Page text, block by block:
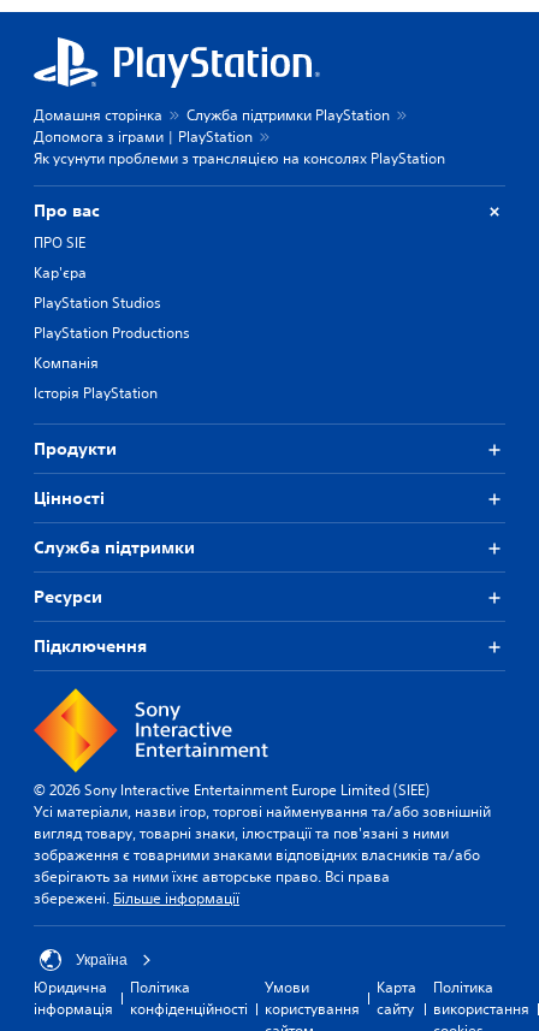
Домашня сторінка
Служба підтримки PlayStation
Допомога з іграми | PlayStation
Як усунути проблеми з трансляцією на консолях PlayStation
Про вас
ПРО SIE
Кар'єра
PlayStation Studios
PlayStation Productions
Компанія
Історія PlayStation
Продукти
Цiнностi
Служба підтримки
Ресурси
Підключення
© 2026 Sony Interactive Entertainment Europe Limited (SIEE)
Усі матеріали, назви ігор, торгові найменування та/або зовнішній
вигляд товару, товарні знаки, ілюстрації та пов'язані з ними
зображення є товарними знаками відповідних власників та/або
зберігають за ними їхнє авторське право. Всі права
збережені. Більше інформації
Україна
Юридична
інформація
Політика
конфіденційності
Умови
користування
Карта
сайту
Політика
використання